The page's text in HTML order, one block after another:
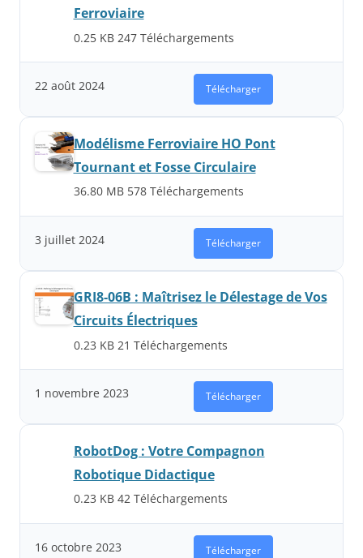
Ferroviaire
0.25 KB 247 Téléchargements
22 août 2024 Télécharger
Modélisme Ferroviaire HO Pont
Tournant et Fosse Circulaire
36.80 MB 578 Téléchargements
3 juillet 2024 Télécharger
GRI8-06B : Maîtrisez le Délestage de Vos
Circuits Électriques
0.23 KB 21 Téléchargements
1 novembre 2023 Télécharger
RobotDog : Votre Compagnon
Robotique Didactique
0.23 KB 42 Téléchargements
16 octobre 2023 Télécharger